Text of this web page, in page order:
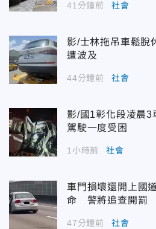
41分鐘前 社會
影/士林拖吊車鬆
遭波及
44分鐘前 社會
影/國1彰化段凌晨
駕駛一度受困
1小時前 社會
車門損壞還開上國
命 警將追查開罰
47分鐘前 社會